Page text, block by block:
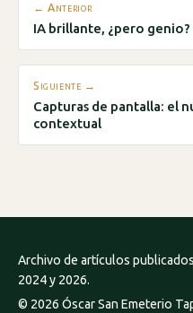
← Anterior
IA brillante, ¿pero
Siguiente →
Capturas de pantalla: el
contextual
Archivo de artículos
2024 y 2026.
© 2026 Óscar San Emeterio